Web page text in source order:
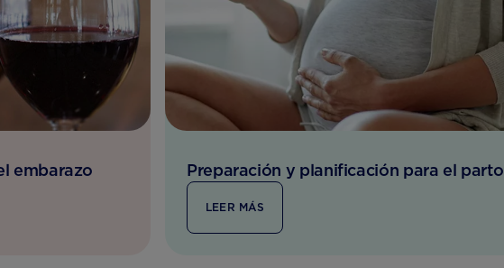
embarazo Preparación y planificación para el parto
LEER MÁS